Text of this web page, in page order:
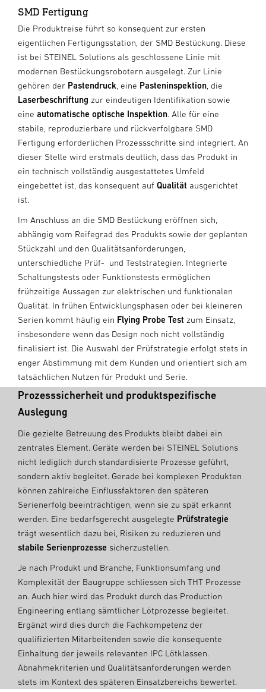
Dabei kommt ein
Einsatz, das relevante Etiketteninformationen erfasst
und eindeutig zuordnet. Materialqualität,
Rückverfolgbarkeit und Datenkonsistenz sind damit
von Beginn an sichergestellt und bilden die stabile
Basis für die weiteren Schritte. Ab diesem Zeitpunkt
liegt die Gesamtkoordination beim Projektleiter. Er führt
das Produkt durch die nächsten Etappen der
Entstehung und stellt sicher, dass Termine, Inhalte und
Verantwortlichkeiten zusammengeführt werden.
Parallel dazu übernimmt das Production Engineering
die technische Führung. Prüfkonzepte, Prüfmittel und
Fertigungsprozesse werden definiert, bewertet und
SMD Fertigung
Die Produktreise führt so konsequent zur ersten
eigentlichen Fertigungsstation, der SMD Bestückung. Diese
ist bei STEINEL Solutions als geschlossene Linie mit
modernen Bestückungsrobotern ausgelegt. Zur Linie
gehören der Pastendruck , eine Pasteninspektion , die
Laserbeschriftung zur eindeutigen Identifikation sowie
eine automatische optische Inspektion. Alle für eine
stabile, reproduzierbare und rückverfolgbare SMD
Fertigung erforderlichen Prozessschritte sind integriert. An
dieser Stelle wird erstmals deutlich, dass das Produkt in
ein technisch vollständig ausgestattetes Umfeld
eingebettet ist, das konsequent auf Qualität ausgerichtet
ist.
Im Anschluss an die SMD Bestückung eröffnen sich,
abhängig vom Reifegrad des Produkts sowie der geplanten
Stückzahl und den Qualitätsanforderungen,
unterschiedliche Prüf- und Teststrategien. Integrierte
Schaltungstests oder Funktionstests ermöglichen
frühzeitige Aussagen zur elektrischen und funktionalen
Qualität. In frühen Entwicklungsphasen oder bei kleineren
Serien kommt häufig ein Flying Probe Test zum Einsatz,
insbesondere wenn das Design noch nicht vollständig
finalisiert ist. Die Auswahl der Prüfstrategie erfolgt stets in
enger Abstimmung mit dem Kunden und orientiert sich am
tatsächlichen Nutzen für Produkt und Serie.
Prozesssicherheit und produktspezifische
Auslegung
Die gezielte Betreuung des Produkts bleibt dabei ein
zentrales Element. Geräte werden bei STEINEL Solutions
nicht lediglich durch standardisierte Prozesse geführt,
sondern aktiv begleitet. Gerade bei komplexen Produkten
können zahlreiche Einflussfaktoren den späteren
Serienerfolg beeinträchtigen, wenn sie zu spät erkannt
werden. Eine bedarfsgerecht ausgelegte Prüfstrategie
trägt wesentlich dazu bei, Risiken zu reduzieren und
stabile Serienprozesse sicherzustellen.
Je nach Produkt und Branche, Funktionsumfang und
Komplexität der Baugruppe schliessen sich THT Prozesse
an. Auch hier wird das Produkt durch das Production
Engineering entlang sämtlicher Lötprozesse begleitet.
Ergänzt wird dies durch die Fachkompetenz der
qualifizierten Mitarbeitenden sowie die konsequente
Einhaltung der jeweils relevanten IPC Lötklassen.
Abnahmekriterien und Qualitätsanforderungen werden
stets im Kontext des späteren Einsatzbereichs bewertet.